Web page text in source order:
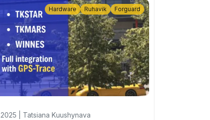
| Tatsiana Kuushynava
Hardware Ruhavik Forguard